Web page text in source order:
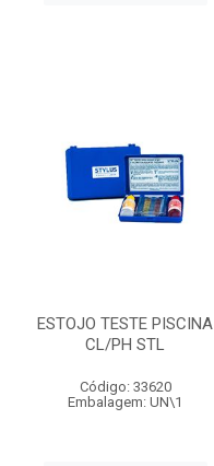
ESTOJO TESTE PISCINA
CL/PH STL
Código: 33620
Embalagem: UN\1